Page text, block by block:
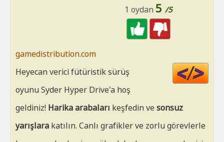
1 oydan 5 /5
gamedistribution.com
Heyecan verici fütüristik sürüş
oyunu Syder Hyper Drive'a hoş
geldiniz! Harika arabaları keşfedin ve sonsuz
yarışlara katılın. Canlı grafikler ve zorlu görevlerle